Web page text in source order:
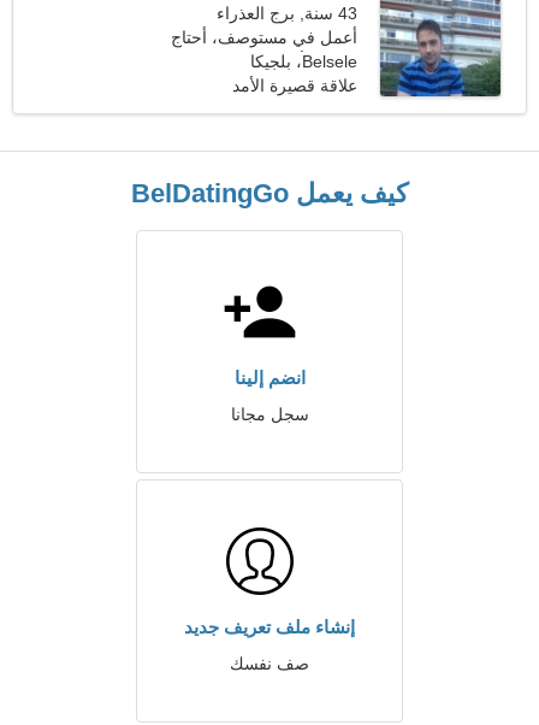
43 سنة, برج العذراء
أعمل في مستوصف، أحتاج
إلى امرأة ودودة
Belsele، بلجيكا
علاقة قصيرة الأمد
كيف يعمل BelDatingGo
انضم إلينا
سجل مجانا
إنشاء ملف تعريف جديد
صف نفسك